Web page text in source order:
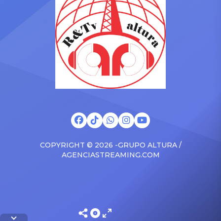
bailarina Dayanita
preocupa al aparecer
ensangrentada En horas de
la madrugada de este
viernes 23, la popular actriz
cómica de “JB […]
Gutiérrez reaparece tras
ser acusada de quitarle el
novio a su ex bailarina:
“Deja de tratar de
impresionar” Amy
Gutiérrez y ex de […]
COPYRIGHT © 2026 -GRUPO ALTURA /
AGENCIASTREAMING.COM